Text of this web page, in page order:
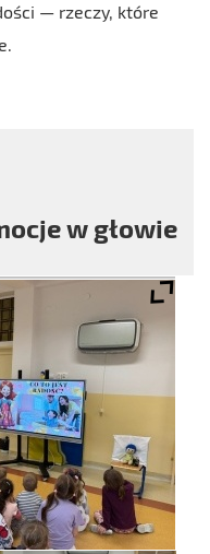
— rzeczy, które
w głowie